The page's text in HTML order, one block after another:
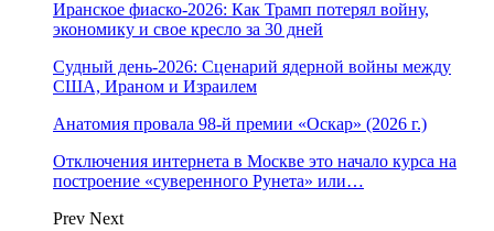
Иранское фиаско-2026: Как Трамп потерял войну,
экономику и свое кресло за 30 дней
Судный день-2026: Сценарий ядерной войны между
США, Ираном и Израилем
Анатомия провала 98-й премии «Оскар» (2026 г.)
Отключения интернета в Москве это начало курса на
построение «суверенного Рунета» или…
Prev Next